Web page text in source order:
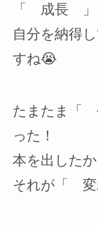
「 成長 」
自分を納得
すね😭
たまたま「
った！
本を出したか
それが「 変